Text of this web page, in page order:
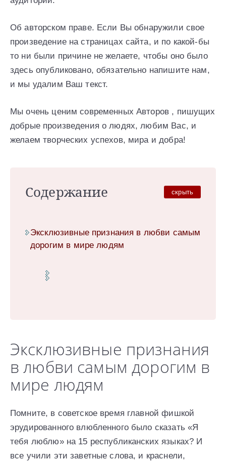
Об авторском праве. Если Вы обнаружили свое
произведение на страницах сайта, и по какой-бы
то ни были причине не желаете, чтобы оно было
здесь опубликовано, обязательно напишите нам,
и мы удалим Ваш текст.
Мы очень ценим современных Авторов , пишущих
добрые произведения о людях, любим Вас, и
желаем творческих успехов, мира и добра!
Содержание скрыть
Эксклюзивные признания в любви самым
дорогим в мире людям
Эксклюзивные признания
в любви самым дорогим в
мире людям
Помните, в советское время главной фишкой
эрудированного влюбленного было сказать «Я
тебя люблю» на 15 республиканских языках? И
все учили эти заветные слова, и краснели,